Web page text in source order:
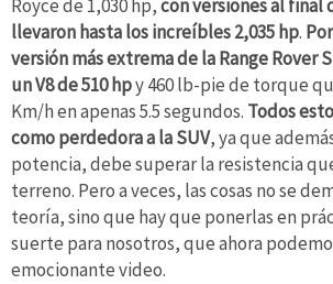
Royce de 1,030 hp,con versiones al final
llevaron hasta los increíbles 2,035 hp.
versión más extrema de la Range Rover
un V8 de 510 hpy 460 lb-pie de torque
Km/h en apenas 5.5 segundos. Todos
como perdedora a la SUV, ya que
potencia, debe superar la resistencia
terreno. Pero a veces, las cosas no se
teoría, sino que hay que ponerlas en
suerte para nosotros, que ahora
emocionante video.